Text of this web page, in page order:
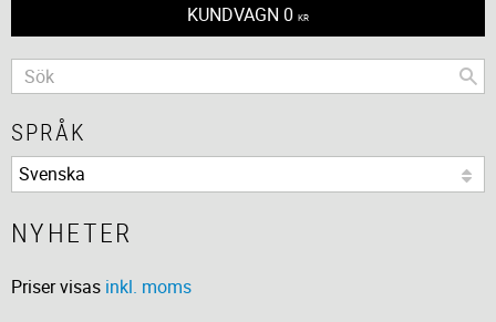
KUNDVAGN 0 KR
SPRÅK
NYHETER
Priser visas inkl. moms